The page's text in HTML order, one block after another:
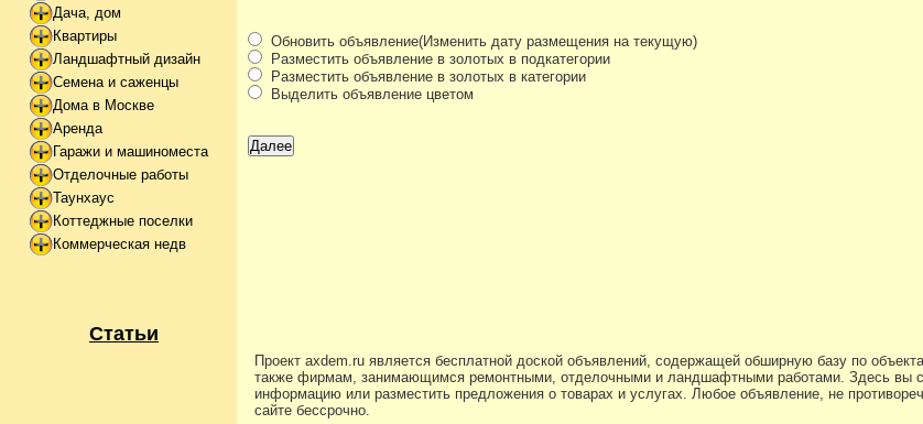
Дача, дом
Квартиры
Ландшафтный дизайн
Семена и саженцы
Дома в Москве
Аренда
Гаражи и машиноместа
Отделочные работы
Таунхаус
Коттеджные поселки
Коммерческая недв
Статьи
Обновить объявление(Изменить дату размещения на текущую)
Разместить объявление в золотых в подкатегории
Разместить объявление в золотых в категории
Выделить объявление цветом
Проект axdem.ru является бесплатной доской объявлений, содержащей обширную базу по
также фирмам, занимающимся ремонтными, отделочными и ландшафтными работами. Здесь вы
информацию или разместить предложения о товарах и услугах. Любое объявление, не
сайте бессрочно.